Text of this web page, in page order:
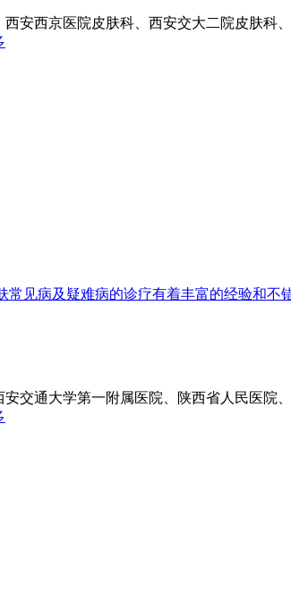
安西京医院皮肤科、西安交大二院皮肤科
见病及疑难病的诊疗有着丰富的经验和不
交通大学第一附属医院、陕西省人民医院